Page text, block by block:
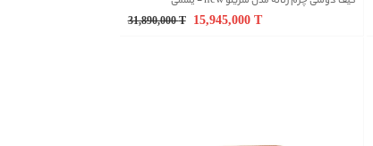
31,890,000T 15,945,000 T